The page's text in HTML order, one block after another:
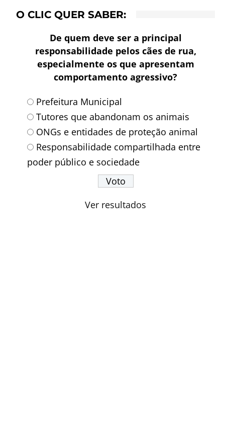
O CLIC QUER SABER:
De quem deve ser a principal
responsabilidade pelos cães de rua,
especialmente os que apresentam
comportamento agressivo?
Prefeitura Municipal
Tutores que abandonam os animais
ONGs e entidades de proteção animal
Responsabilidade compartilhada entre
poder público e sociedade
Ver resultados